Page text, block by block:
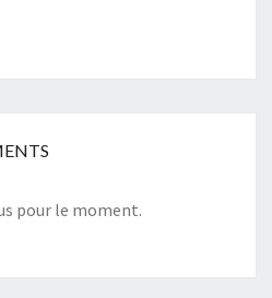
pour le moment.